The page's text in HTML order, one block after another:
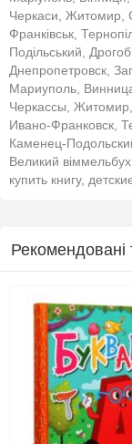
Черкаси, Житомир,
Франківськ,
Подільський,
Днепропетровск,
Мариуполь,
Черкассы,
Ивано-Франковск,
Каменец-
Великий
купить книгу,
Рекомендовані